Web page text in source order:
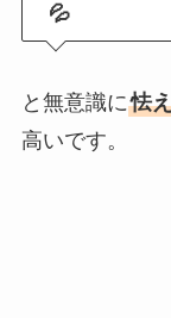
💦
と無意識に怯
高いです。